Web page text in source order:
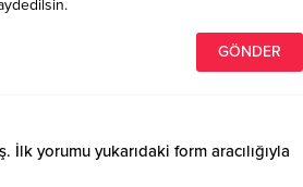
İlk yorumu yukarıdaki form aracılığıyla